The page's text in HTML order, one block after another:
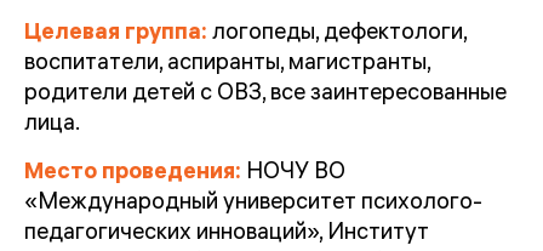
Целевая группа: логопеды, дефектологи,
воспитатели, аспиранты, магистранты,
родители детей с ОВЗ, все заинтересованные
лица.
Место проведения: НОЧУ ВО
«Международный университет психолого-
педагогических инноваций», Институт